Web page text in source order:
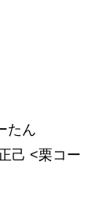
たん
己 <栗コー